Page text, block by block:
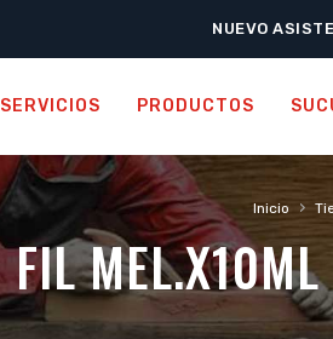
NUEVO
SERVICIOS PRODUCTOS
Inicio ›
FIL